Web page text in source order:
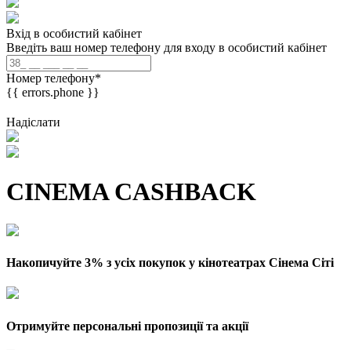
Вхід в особистий кабінет
Введіть ваш номер телефону для входу в особистий кабінет
Номер телефону*
{{ errors.phone }}
Надіслати
CINEMA CASHBACK
Накопичуйте 3% з усіх покупок у кінотеатрах Сінема Сіті
Отримуйте персональні пропозиції та акції